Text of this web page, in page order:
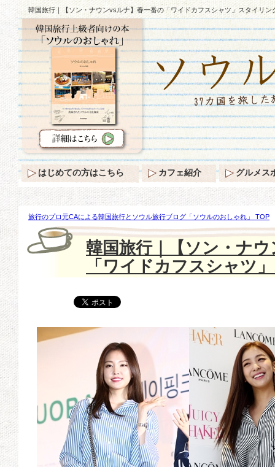
韓国旅行｜【ソン・ナウンvsルナ】春一番の「ワイドカフスシャツ」スタイリン
旅行のプロ元CAによる韓国旅行とソウル旅行ブログ「ソウルのおしゃれ」 TOP
ナ】春一番の「ワイドカフスシャツ」スタイリング♪
韓国旅行｜【ソン・ナ
「ワイドカフスシャツ
はじめての方はこちら カフェ紹介 グルメス